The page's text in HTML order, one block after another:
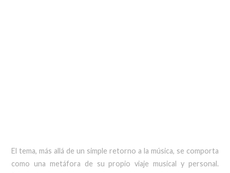
El tema, más allá de un simple retorno a la música, se comporta
como una metáfora de su propio viaje musical y personal.